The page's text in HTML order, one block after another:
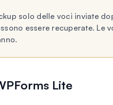
solo delle voci inviate
essere recuperate. Le
Lite